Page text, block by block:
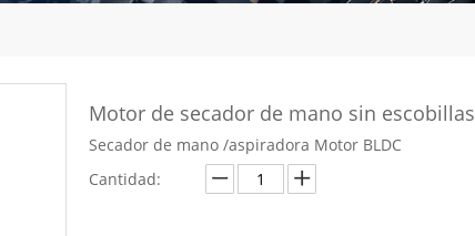
Motor de secador de mano sin escobillas
Secador de mano /aspiradora Motor BLDC
Cantidad: